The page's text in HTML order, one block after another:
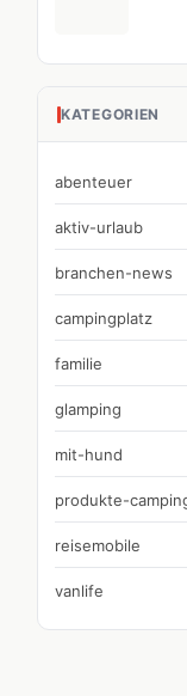
KATEGORIEN
abenteuer
aktiv-urlaub
branchen-news
campingplatz
familie
glamping
mit-hund
produkte-
reisemobile
vanlife